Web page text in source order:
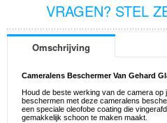
VRAGEN? STEL
Omschrijving
Cameralens Beschermer Van Gehard
Houd de beste werking van de camera
beschermen met deze cameralens
een speciale oleofobe coating die
gemakkelijk schoon te maken maakt.